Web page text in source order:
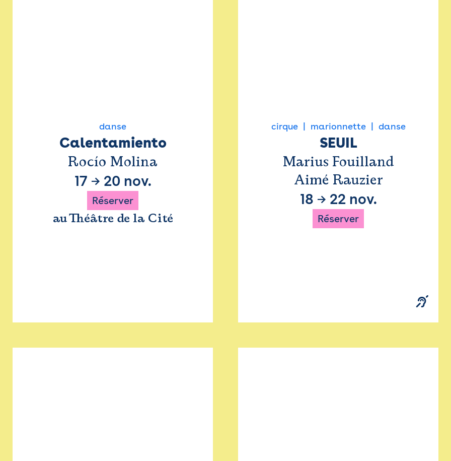
danse
Calentamiento
Rocío Molina
17 → 20 nov.
Réserver
au Théâtre de la Cité
cirque marionnette danse
SEUIL
Marius Fouilland
Aimé Rauzier
18 → 22 nov.
Réserver